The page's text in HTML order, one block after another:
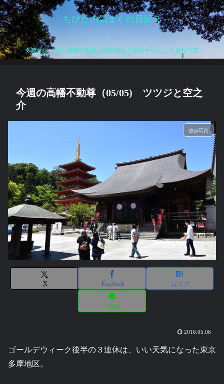
ちびたの気まぐれ日記２
多摩地区、特に高幡不動尊と昭和記念公園を中心にした散歩写真
今週の高幡不動尊（05/05) ツツジと空之
介
散歩写真
X Facebook はてブ
LINE
2016.05.06
ゴールデウィーク後半の３連休は、いい天気になった東京
多摩地区。